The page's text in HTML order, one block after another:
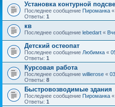
Установка контурной
Последнее сообщение Пироманка «
Ответы: 1
кв
Последнее сообщение lebedart «
Детский остеопат
Последнее сообщение Любимка «
Ответы: 1
Курсовая работа
Последнее сообщение willierose «
Ответы: 8
Быстровозводимые здания
Последнее сообщение Пироманка «
Ответы: 1